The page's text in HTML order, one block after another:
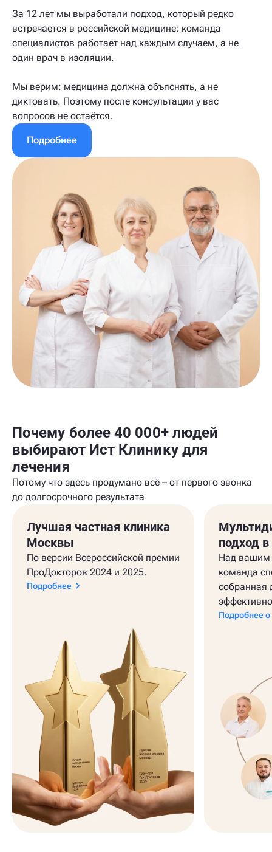
За 12 лет мы выработали подход, который редко
встречается в российской медицине: команда
специалистов работает над каждым случаем, а не
один врач в изоляции.
Мы верим: медицина должна объяснять, а не
диктовать. Поэтому после консультации у вас
вопросов не остаётся.
Подробнее
Почему более 40 000+ людей
выбирают Ист Клинику для
лечения
Потому что здесь продумано всё – от первого звонка
до долгосрочного результата
Лучшая частная клиника
Москвы
По версии Всероссийской премии
ПроДокторов 2024 и 2025.
Подробнее
подход
Над вашим
команда
собранная
Подробнее о